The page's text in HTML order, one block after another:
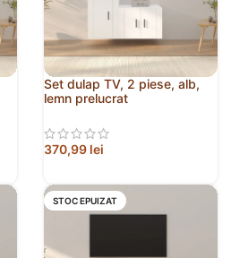
Set dulap TV, 2 piese, alb,
lemn prelucrat
370,99 lei
STOC EPUIZAT